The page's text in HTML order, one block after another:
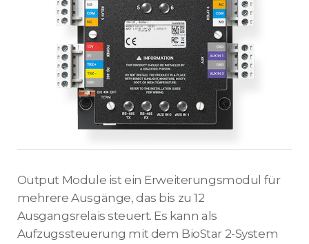
Output Module ist ein Erweiterungsmodul für
mehrere Ausgänge, das bis zu 12
Ausgangsrelais steuert. Es kann als
Aufzugssteuerung mit dem BioStar 2-System